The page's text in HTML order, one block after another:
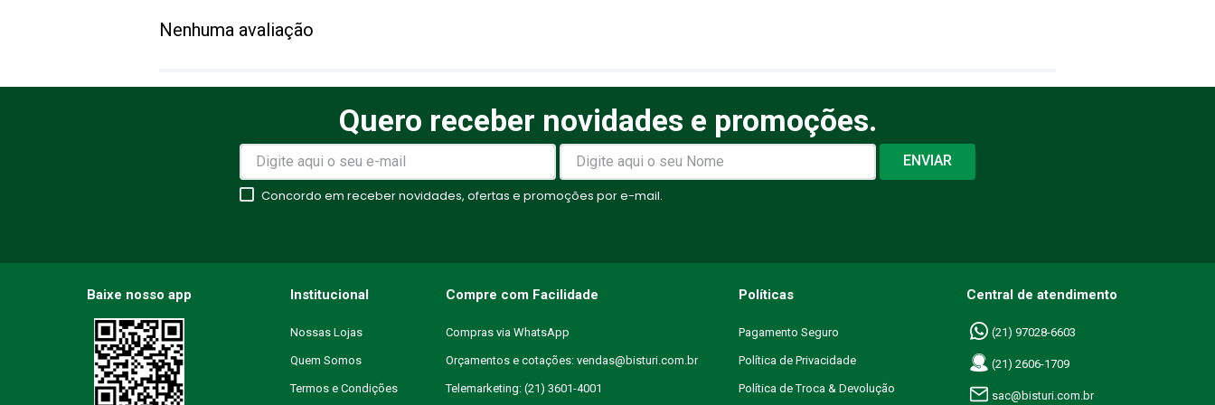
Avalie o produto de 1 a 5 estrelas
★★
Seu nome
Escreva uma avaliação
Nenhuma avaliação
Quero receber novidades e promoções.
ENVIAR
Concordo em receber novidades, ofertas e promoções por e-mail.
Baixe nosso app Institucional
Nossas Lojas
Quem Somos
Termos e Condições
Compre com Facilidade
Compras via WhatsApp
Orçamentos e cotações: vendas@bisturi.com.br
Telemarketing: (21) 3601-4001
Políticas
Pagamento Seguro
Política de Privacidade
Política de Troca & Devolução
Central de atendimento
(21) 97028-6603
(21) 2606-1709
sac@bisturi.com.br